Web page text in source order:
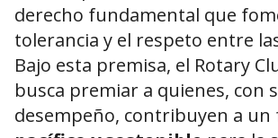
derecho fundamental que
tolerancia y el respeto entre
Bajo esta premisa, el Rotary
busca premiar a quienes, con
desempeño, contribuyen a